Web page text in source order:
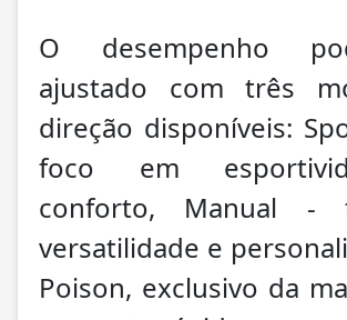
O desempenho
ajustado com três
direção disponíveis:
foco em
conforto, Manual -
versatilidade e
Poison, exclusivo da